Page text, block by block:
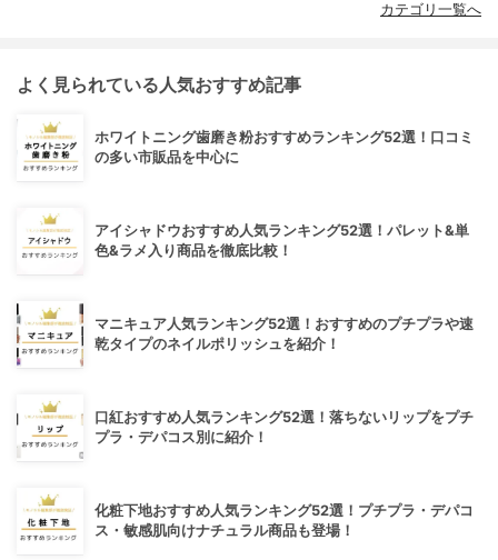
カテゴリ一覧へ
よく見られている人気おすすめ記事
ホワイトニング歯磨き粉おすすめランキング52選！口コミ
の多い市販品を中心に
アイシャドウおすすめ人気ランキング52選！パレット&単
色&ラメ入り商品を徹底比較！
マニキュア人気ランキング52選！おすすめのプチプラや速
乾タイプのネイルポリッシュを紹介！
口紅おすすめ人気ランキング52選！落ちないリップをプチ
プラ・デパコス別に紹介！
化粧下地おすすめ人気ランキング52選！プチプラ・デパコ
ス・敏感肌向けナチュラル商品も登場！